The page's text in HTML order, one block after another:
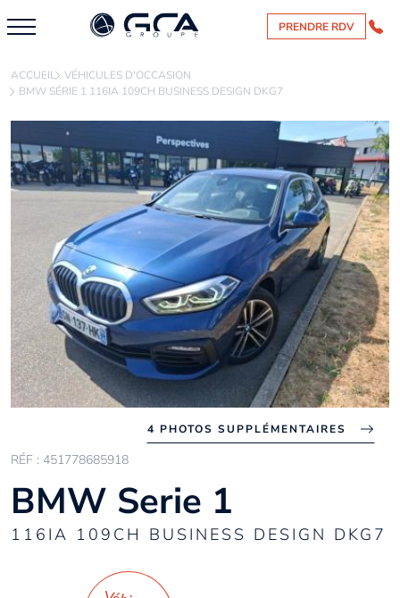
PRENDRE RDV
ACCUEIL VÉHICULES D'OCCASION
BMW SÉRIE 1 116IA 109CH BUSINESS DESIGN DKG7
4 PHOTOS SUPPLÉMENTAIRES
RÉF : 451778685918
BMW Serie 1
116IA 109CH BUSINESS DESIGN DKG7